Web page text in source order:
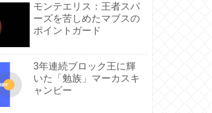
モンテエリス：王者スパ
ーズを苦しめたマブスの
ポイントガード
3年連続ブロック王に輝
いた「勉族」マーカスキ
ャンビー